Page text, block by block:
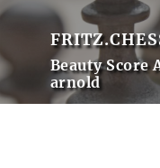
Beauty Score
arnold